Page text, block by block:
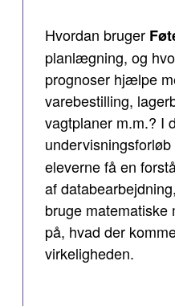
Hvordan bruger
planlægning, og
prognoser hjælpe
varebestilling,
vagtplaner m.m.? I
undervisningsforløb
eleverne få en
af
bruge matematiske
på, hvad der
virkeligheden.